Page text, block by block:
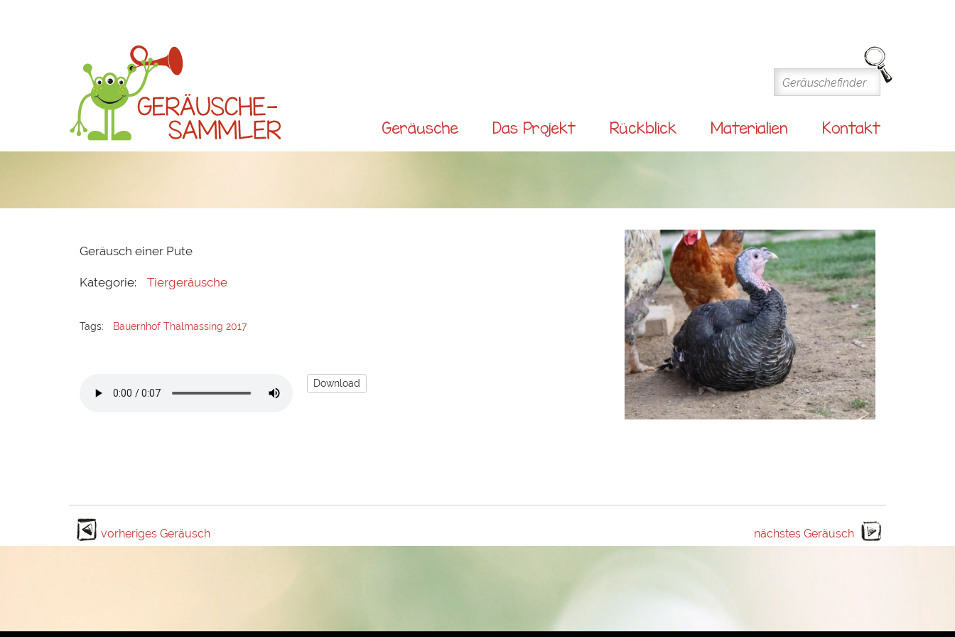
Main menu
Geräusche Das Projekt Rückblick Materialien Kontakt
Geräusch einer Pute
Kategorie: Tiergeräusche
Tags: Bauernhof Thalmassing 2017
Download
vorheriges Geräusch nächstes Geräusch